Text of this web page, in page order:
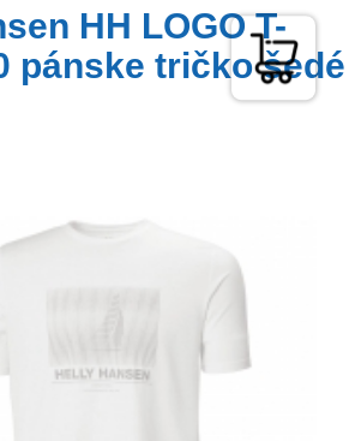
HH LOGO T-
pánske tričko šedé